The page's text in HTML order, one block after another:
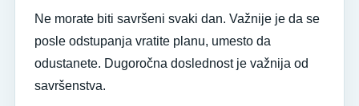
Ne morate biti savršeni svaki dan. Važnije je da se
posle odstupanja vratite planu, umesto da
odustanete. Dugoročna doslednost je važnija od
savršenstva.